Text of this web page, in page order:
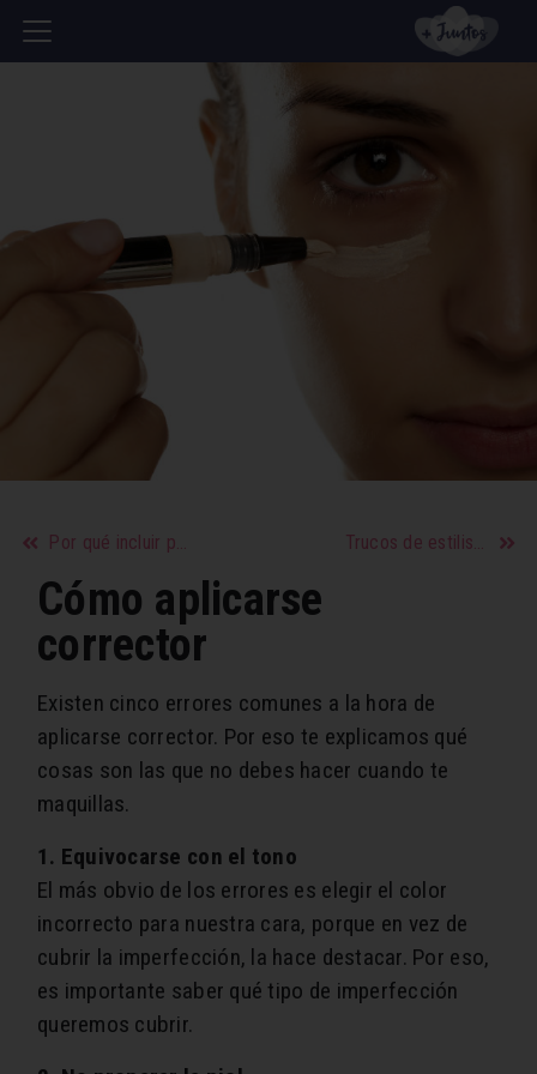
Por qué incluir pescado en mi alimentación Trucos de estilistas para el invierno
Cómo aplicarse
corrector
Existen cinco errores comunes a la hora de
aplicarse corrector. Por eso te explicamos qué
cosas son las que no debes hacer cuando te
maquillas.
1. Equivocarse con el tono
El más obvio de los errores es elegir el color
incorrecto para nuestra cara, porque en vez de
cubrir la imperfección, la hace destacar. Por eso,
es importante saber qué tipo de imperfección
queremos cubrir.